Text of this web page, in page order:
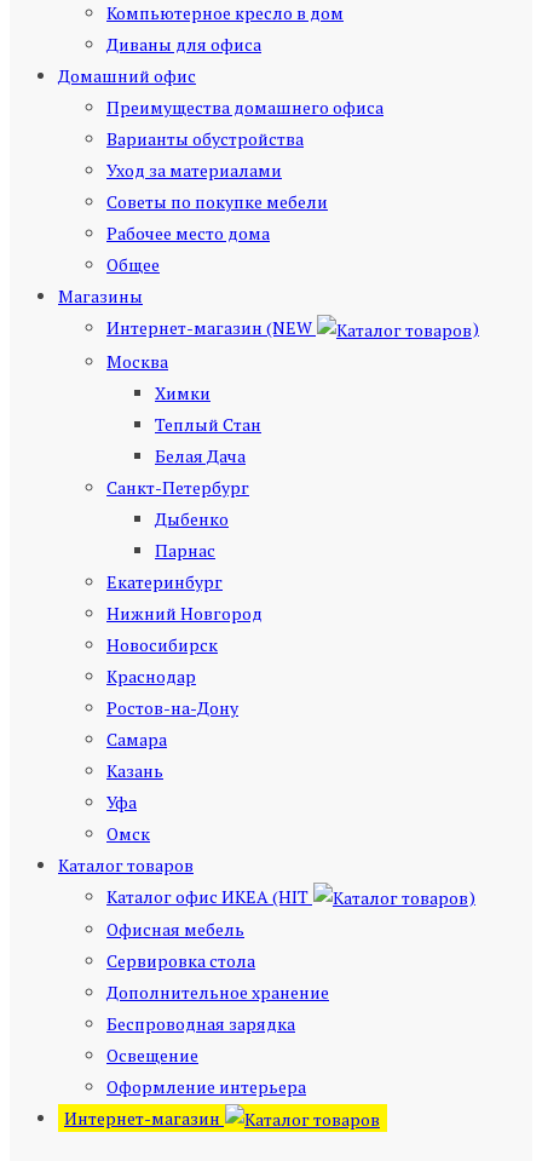
Компьютерное кресло в дом
Диваны для офиса
Домашний офис
Преимущества домашнего офиса
Варианты обустройства
Уход за материалами
Советы по покупке мебели
Рабочее место дома
Общее
Магазины
Интернет-магазин (NEW
)
Москва
Химки
Теплый Стан
Белая Дача
Санкт-Петербург
Дыбенко
Парнас
Екатеринбург
Нижний Новгород
Новосибирск
Краснодар
Ростов-на-Дону
Самара
Казань
Уфа
Омск
Каталог товаров
Каталог офис ИКЕА (HIT
)
Офисная мебель
Сервировка стола
Дополнительное хранение
Беспроводная зарядка
Освещение
Оформление интерьера
Интернет-магазин